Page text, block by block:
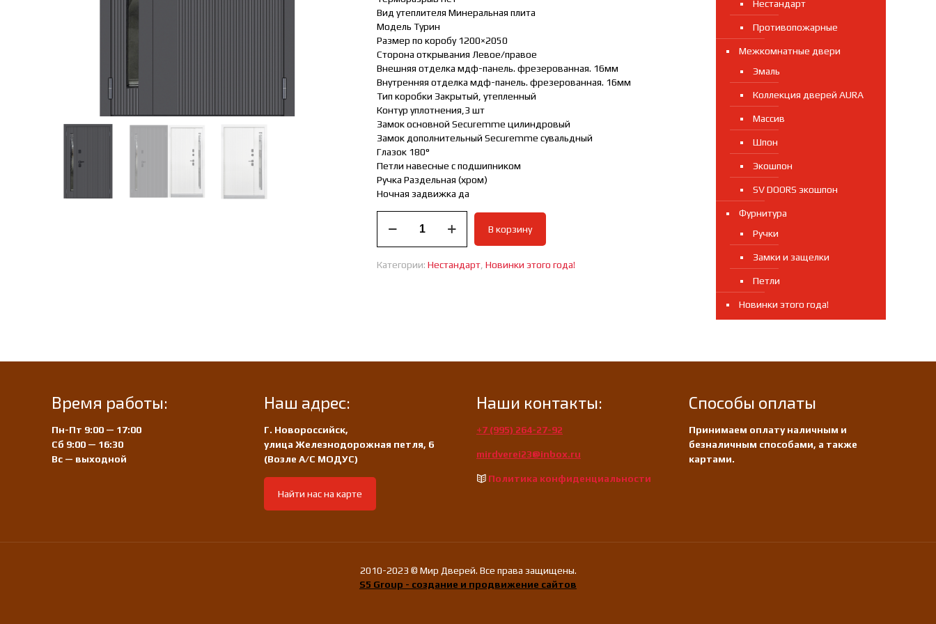
Вид утеплителя Минеральная плита
Модель Турин
Размер по коробу 1200×2050
Сторона открывания Левое/правое
Внешняя отделка мдф-панель. фрезерованная. 16мм
Внутренняя отделка мдф-панель. фрезерованная. 16мм
Тип коробки Закрытый, утепленный
Контур уплотнения,3 шт
Замок основной Securemme цилиндровый
Замок дополнительный Securemme сувальдный
Глазок 180°
Петли навесные с подшипником
Ручка Раздельная (хром)
Ночная задвижка да
товара
ВХОДНАЯ
НЕСТАНДАРТ
В корзину
Категории:Нестандарт ,Новинки этого года!
Нестандарт
Противопожарные
Межкомнатные двери
Эмаль
Коллекция дверей AURA
Массив
Шпон
Экошпон
SV DOORS экошпон
Фурнитура
Ручки
Замки и защелки
Петли
Новинки этого года!
Время работы:
Пн-Пт 9:00 — 17:00
Сб 9:00 — 16:30
Вс — выходной
Наш адрес:
Г. Новороссийск,
улица Железнодорожная петля, 6
(Возле А/С МОДУС)
Найти нас на карте
Наши контакты:
+7 (995) 264-27-92
mirdverei23@inbox.ru
Политика конфиденциальности
Способы оплаты
Принимаем оплату наличным и
безналичным способами, а также
картами.
2010-2023 © Мир Дверей. Все права защищены.
S5 Group - создание и продвижение сайтов